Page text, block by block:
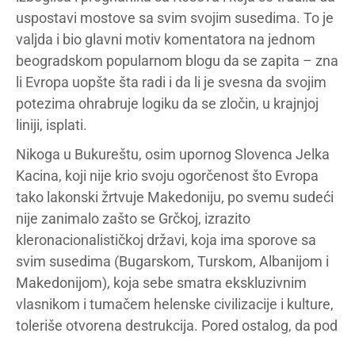
uspostavi mostove sa svim svojim susedima. To je
valjda i bio glavni motiv komentatora na jednom
beogradskom popularnom blogu da se zapita – zna
li Evropa uopšte šta radi i da li je svesna da svojim
potezima ohrabruje logiku da se zločin, u krajnjoj
liniji, isplati.
Nikoga u Bukureštu, osim upornog Slovenca Jelka
Kacina, koji nije krio svoju ogorčenost što Evropa
tako lakonski žrtvuje Makedoniju, po svemu sudeći
nije zanimalo zašto se Grčkoj, izrazito
kleronacionalističkoj državi, koja ima sporove sa
svim susedima (Bugarskom, Turskom, Albanijom i
Makedonijom), koja sebe smatra ekskluzivnim
vlasnikom i tumačem helenske civilizacije i kulture,
toleriše otvorena destrukcija. Pored ostalog, da pod